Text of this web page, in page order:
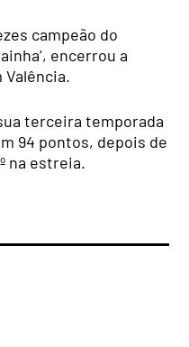
campeão do
encerrou a
Valência.
terceira temporada
94 pontos, depois de
na estreia.